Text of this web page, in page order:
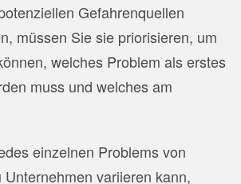
Gefahrenquellen
müssen Sie sie priorisieren, um
welches Problem als erstes
muss und welches am
einzelnen Problems von
variieren kann,